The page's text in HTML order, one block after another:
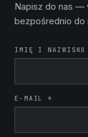
Napisz do nas —
bezpośrednio do
IMIĘ I
E-MAIL *